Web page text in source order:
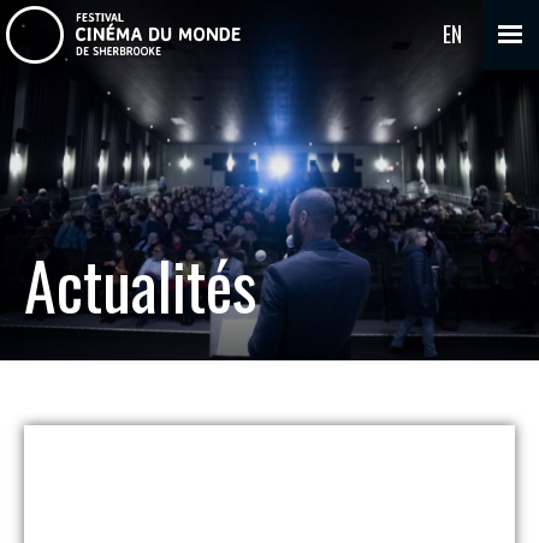
EN
Actualités